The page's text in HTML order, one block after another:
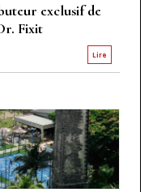
exclusif de
Fixit
Lire